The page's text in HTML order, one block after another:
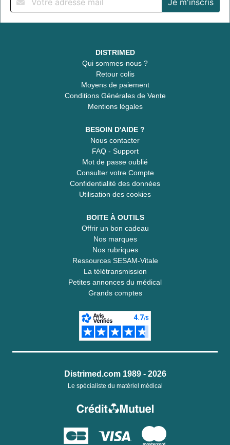
DISTRIMED
Qui sommes-nous ?
Retour colis
Moyens de paiement
Conditions Générales de Vente
Mentions légales
BESOIN D'AIDE ?
Nous contacter
FAQ - Support
Mot de passe oublié
Consulter votre Compte
Confidentialité des données
Utilisation des cookies
BOITE À OUTILS
Offrir un bon cadeau
Nos marques
Nos rubriques
Ressources SESAM-Vitale
La télétransmission
Petites annonces du médical
Grands comptes
Distrimed.com 1989 - 2026
Le spécialiste du matériel médical